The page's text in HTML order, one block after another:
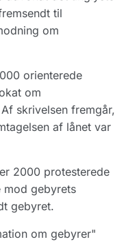
til
om
orienterede
om
skrivelsen fremgår,
af lånet var
2000 protesterede
mod gebyrets
gebyret.
om gebyrer"